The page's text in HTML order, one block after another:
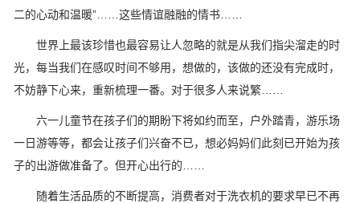
二的心动和温暖”……这些情谊融融的情书……
世界上最该珍惜也最容易让人忽略的就是从我们指尖溜走的时
光，每当我们在感叹时间不够用，想做的，该做的还没有完成时，
不妨静下心来，重新梳理一番。对于很多人来说繁……
六一儿童节在孩子们的期盼下将如约而至，户外踏青，游乐场
一日游等等，都会让孩子们兴奋不已，想必妈妈们此刻已开始为孩
子的出游做准备了。但开心出行的……
随着生活品质的不断提高，消费者对于洗衣机的要求早已不再